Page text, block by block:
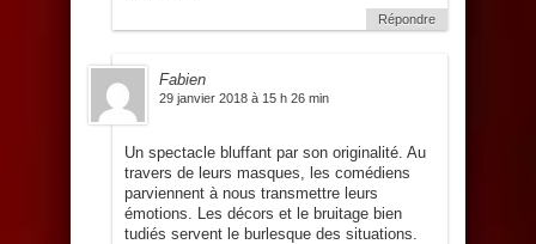
Répondre
Fabien
29 janvier 2018 à 15 h 26 min
Un spectacle bluffant par son originalité. Au
travers de leurs masques, les comédiens
parviennent à nous transmettre leurs
émotions. Les décors et le bruitage bien
tudiés servent le burlesque des situations.